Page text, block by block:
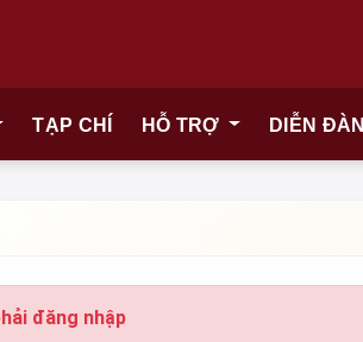
TẠP CHÍ HỖ TRỢ DIỄN ĐÀN
đăng nhập